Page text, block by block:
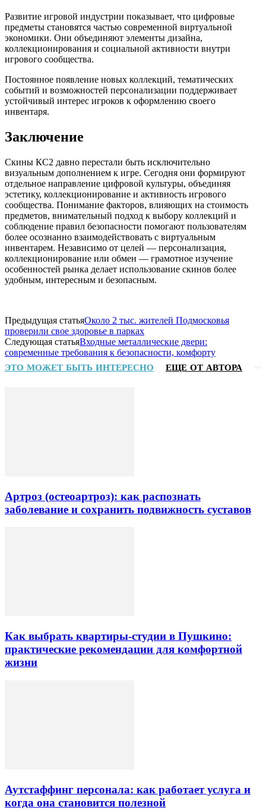
Развитие игровой индустрии показывает, что цифровые
предметы становятся частью современной виртуальной
экономики. Они объединяют элементы дизайна,
коллекционирования и социальной активности внутри
игрового сообщества.
Постоянное появление новых коллекций, тематических
событий и возможностей персонализации поддерживает
устойчивый интерес игроков к оформлению своего
инвентаря.
Заключение
Скины КС2 давно перестали быть исключительно
визуальным дополнением к игре. Сегодня они формируют
отдельное направление цифровой культуры, объединяя
эстетику, коллекционирование и активность игрового
сообщества. Понимание факторов, влияющих на стоимость
предметов, внимательный подход к выбору коллекций и
соблюдение правил безопасности помогают пользователям
более осознанно взаимодействовать с виртуальным
инвентарем. Независимо от целей — персонализация,
коллекционирование или обмен — грамотное изучение
особенностей рынка делает использование скинов более
удобным, интересным и безопасным.
Предыдущая статьяОколо 2 тыс. жителей Подмосковья
проверили свое здоровье в парках
Следующая статьяВходные металлические двери:
современные требования к безопасности, комфорту
ЭТО МОЖЕТ БЫТЬ ИНТЕРЕСНО ЕЩЕ ОТ АВТОРА
Артроз (остеоартроз): как распознать
заболевание и сохранить подвижность суставов
Как выбрать квартиры-студии в Пушкино:
практические рекомендации для комфортной
жизни
Аутстаффинг персонала: как работает услуга и
когда она становится полезной